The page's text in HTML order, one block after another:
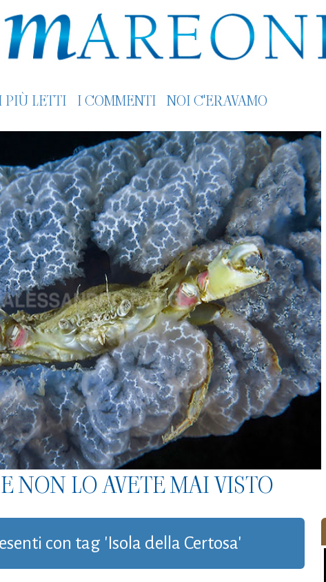
PIÙ LETTI I COMMENTI NOI C'ERAVAMO
NON LO AVETE MAI VISTO
con tag 'Isola della Certosa'